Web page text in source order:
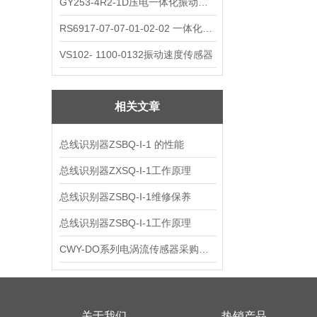
VS102- 1100-0132振动速度传感器
相关文章
总线识别器ZSBQ-I-1 的性能
总线识别器ZXSQ-I-1工作原理
总线识别器ZSBQ-I-1维修保养
总线识别器ZSBQ-I-1工作原理